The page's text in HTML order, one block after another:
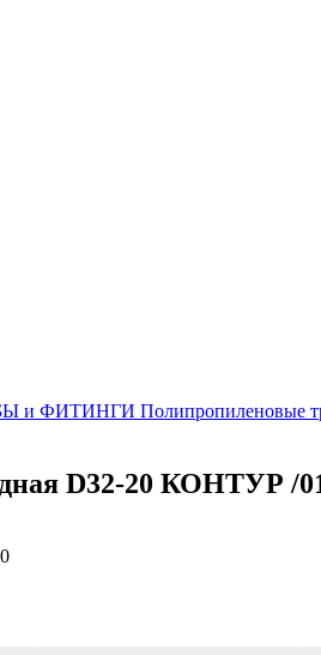
и ФИТИНГИ Полипропиленовые
D32-20 КОНТУР /